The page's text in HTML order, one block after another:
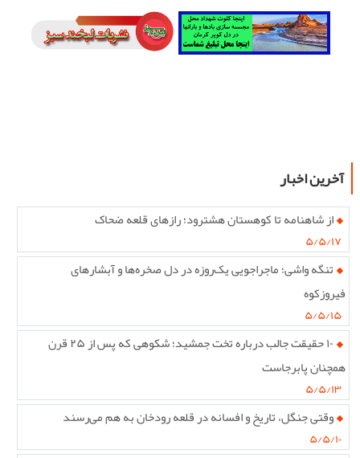
آخرین اخبار
از شاهنامه تا کوهستان هشترود؛ رازهای قلعه ضحاک
۵/۵/۱۷
تنگه واشی؛ ماجراجویی یک‌روزه در دل صخره‌ها و آبشارهای
فیروزکوه
۵/۵/۱۵
۱۰ حقیقت جالب درباره تخت جمشید؛ شکوهی که پس از ۲۵ قرن
همچنان پابرجاست
۵/۵/۱۳
وقتی جنگل، تاریخ و افسانه در قلعه رودخان به هم می‌رسند
۵/۵/۱۰